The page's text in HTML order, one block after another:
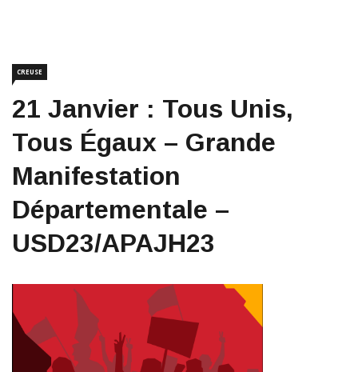
CREUSE
21 Janvier : Tous Unis,
Tous Égaux – Grande
Manifestation
Départementale –
USD23/APAJH23